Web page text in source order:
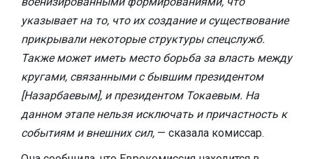
указывает на то, что их создание и существование
прикрывали некоторые структуры спецслужб.
Также может иметь место борьба за власть между
кругами, связанными с бывшим президентом
[Назарбаевым], и президентом Токаевым. На
данном этапе нельзя исключать и причастность к
событиям и внешних сил, — сказала комиссар.